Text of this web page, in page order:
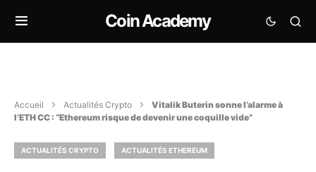
Coin Academy
Accueil Actualités Crypto
Vitalik Buterin sonne l’alarme à
l’ETH CC : “Ethereum risque de devenir une coquille vide”
ACTUALITÉS CRYPTO ACTUALITÉS ETHEREUM